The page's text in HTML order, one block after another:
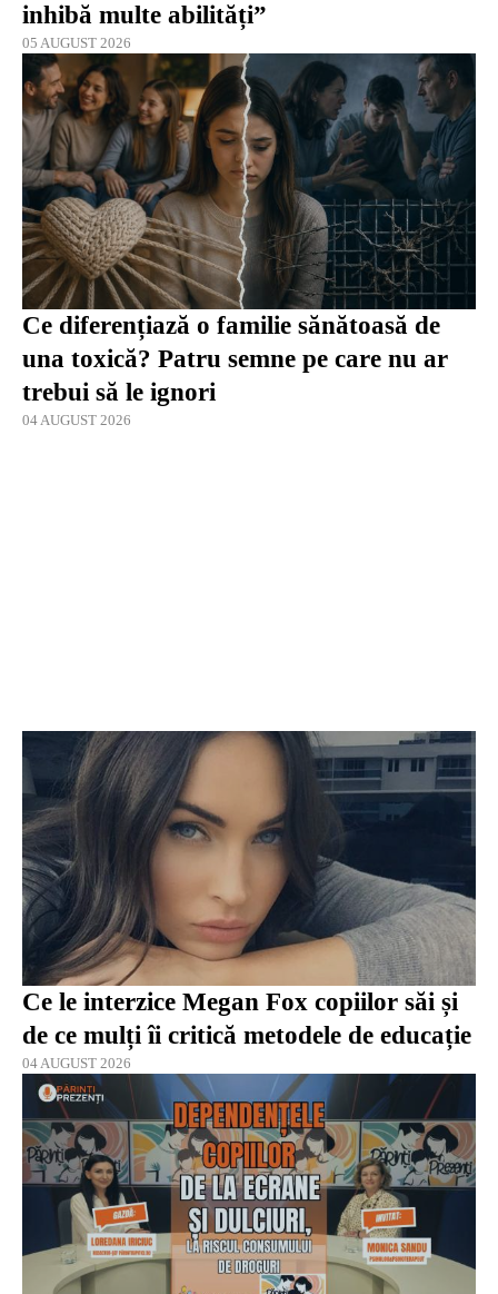
inhibă multe abilități”
05 AUGUST 2026
Ce diferențiază o familie sănătoasă de
una toxică? Patru semne pe care nu ar
trebui să le ignori
04 AUGUST 2026
Ce le interzice Megan Fox copiilor săi și
de ce mulți îi critică metodele de educație
04 AUGUST 2026